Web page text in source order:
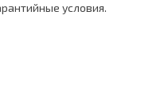
условия.